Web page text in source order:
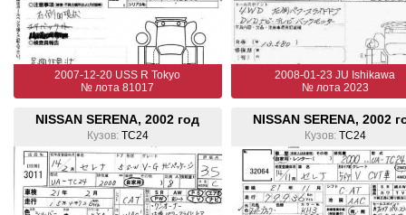
2007-12-20 USS R Tokyo
№ лота 81017
2008-01-23 JU Ishikawa
№ лота 2023
NISSAN SERENA, 2002 год
Кузов: TC24
NISSAN SERENA, 2002
Кузов: TC24